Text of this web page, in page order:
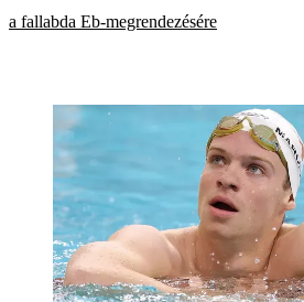
a fallabda Eb-megrendezésére